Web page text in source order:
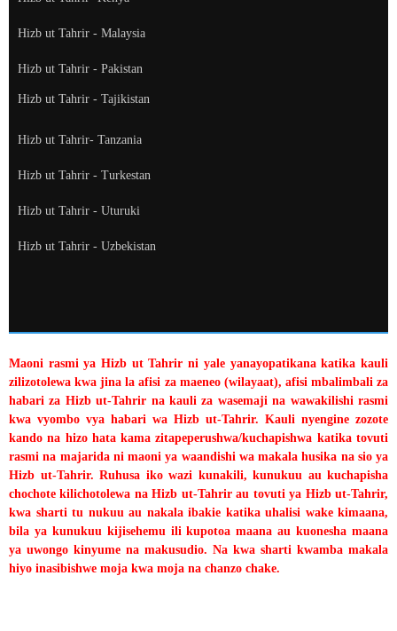
Hizb ut Tahrir - Malaysia
Hizb ut Tahrir - Pakistan
Hizb ut Tahrir - Tajikistan
Hizb ut Tahrir- Tanzania
Hizb ut Tahrir - Turkestan
Hizb ut Tahrir - Uturuki
Hizb ut Tahrir - Uzbekistan
Maoni rasmi ya Hizb ut Tahrir ni yale yanayopatikana katika kauli
zilizotolewa kwa jina la afisi za maeneo (wilayaat), afisi mbalimbali za
habari za Hizb ut-Tahrir na kauli za wasemaji na wawakilishi rasmi
kwa vyombo vya habari wa Hizb ut-Tahrir. Kauli nyengine zozote
kando na hizo hata kama zitapeperushwa/kuchapishwa katika tovuti
rasmi na majarida ni maoni ya waandishi wa makala husika na sio ya
Hizb ut-Tahrir. Ruhusa iko wazi kunakili, kunukuu au kuchapisha
chochote kilichotolewa na Hizb ut-Tahrir au tovuti ya Hizb ut-Tahrir,
kwa sharti tu nukuu au nakala ibakie katika uhalisi wake kimaana,
bila ya kunukuu kijisehemu ili kupotoa maana au kuonesha maana
ya uwongo kinyume na makusudio. Na kwa sharti kwamba makala
hiyo inasibishwe moja kwa moja na chanzo chake.